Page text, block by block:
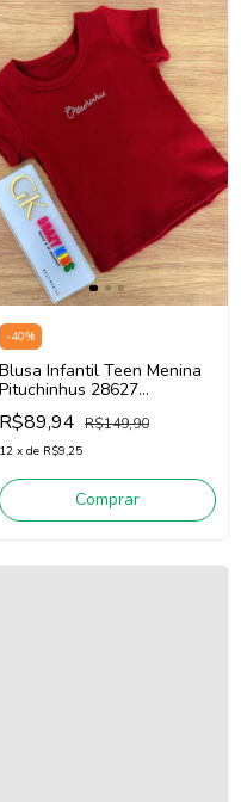
-40%
Blusa Infantil Teen Menina
Pituchinhus 28627
(Vermelho)
R$89,94 R$149,90
12 x de R$9,25
Comprar